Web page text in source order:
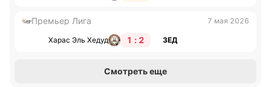
Премьер Лига 7 мая 2026
Харас Эль Хедуд 1 : 2 ЗЕД
Смотреть еще